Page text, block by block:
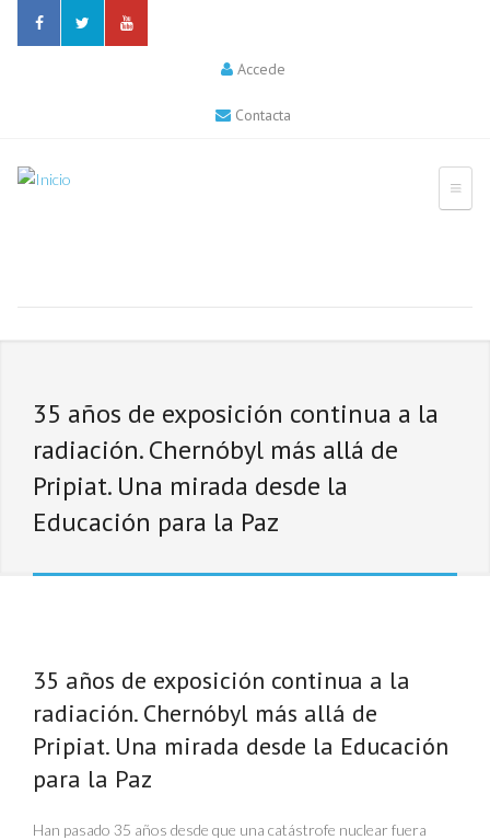
Accede
Contacta
35 años de exposición continua a la
radiación. Chernóbyl más allá de
Pripiat. Una mirada desde la
Educación para la Paz
35 años de exposición continua a la
radiación. Chernóbyl más allá de
Pripiat. Una mirada desde la Educación
para la Paz
Han pasado 35 años desde que una catástrofe nuclear fuera